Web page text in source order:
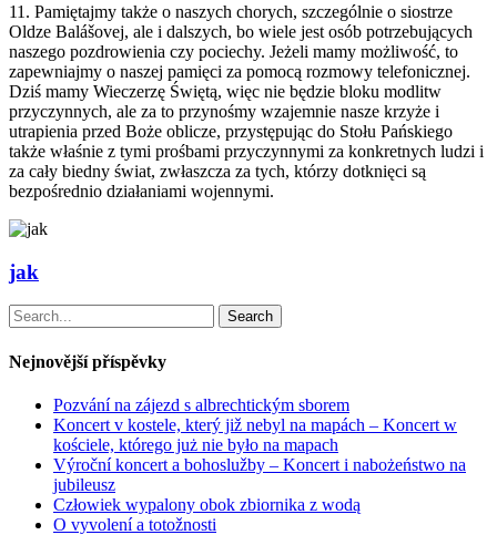
11. Pamiętajmy także o naszych chorych, szczególnie o siostrze
Oldze Balášovej, ale i dalszych, bo wiele jest osób potrzebujących
naszego pozdrowienia czy pociechy. Jeżeli mamy możliwość, to
zapewniajmy o naszej pamięci za pomocą rozmowy telefonicznej.
Dziś mamy Wieczerzę Świętą, więc nie będzie bloku modlitw
przyczynnych, ale za to przynośmy wzajemnie nasze krzyże i
utrapienia przed Boże oblicze, przystępując do Stołu Pańskiego
także właśnie z tymi prośbami przyczynnymi za konkretnych ludzi i
za cały biedny świat, zwłaszcza za tych, którzy dotknięci są
bezpośrednio działaniami wojennymi.
jak
Search
Nejnovější příspěvky
Pozvání na zájezd s albrechtickým sborem
Koncert v kostele, který již nebyl na mapách – Koncert w
kościele, którego już nie było na mapach
Výroční koncert a bohoslužby – Koncert i nabożeństwo na
jubileusz
Człowiek wypalony obok zbiornika z wodą
O vyvolení a totožnosti